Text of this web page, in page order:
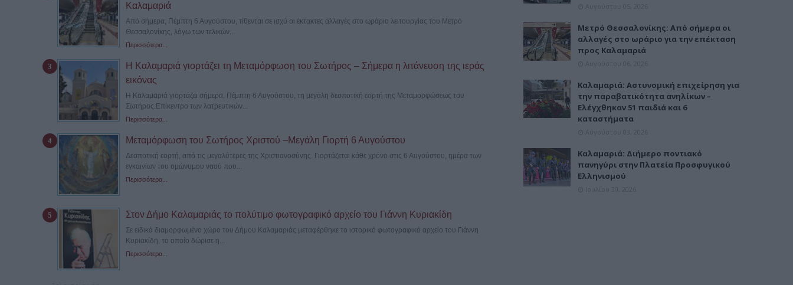
Καλαμαριά
Από σήμερα, Πέμπτη 6 Αυγούστου, τίθενται σε ισχύ οι έκτακτες αλλαγές στο ωράριο λειτουργίας του Μετρό
Θεσσαλονίκης, λόγω των τελικών...
Περισσότερα...
Η Καλαμαριά γιορτάζει τη Μεταμόρφωση του Σωτήρος – Σήμερα η λιτάνευση της ιεράς
εικόνας
Η Καλαμαριά γιορτάζει σήμερα, Πέμπτη 6 Αυγούστου, τη μεγάλη δεσποτική εορτή της Μεταμορφώσεως του
Σωτήρος.Επίκεντρο των λατρευτικών...
Περισσότερα...
Μεταμόρφωση του Σωτήρος Χριστού –Μεγάλη Γιορτή 6 Αυγούστου
Δεσποτική εορτή, από τις μεγαλύτερες της Χριστιανοσύνης. Γιορτάζεται κάθε χρόνο στις 6 Αυγούστου, ημέρα των
εγκαινίων του ομώνυμου ναού που...
Περισσότερα...
Στον Δήμο Καλαμαριάς το πολύτιμο φωτογραφικό αρχείο του Γιάννη Κυριακίδη
Σε ειδικά διαμορφωμένο χώρο του Δήμου Καλαμαριάς μεταφέρθηκε το ιστορικό φωτογραφικό αρχείο του Γιάννη
Κυριακίδη, το οποίο δώρισε η...
Περισσότερα...
Μετρό Θεσσαλονίκης: Από σήμερα οι
αλλαγές στο ωράριο για την επέκταση
προς Καλαμαριά
Καλαμαριά: Αστυνομική επιχείρηση για
την παραβατικότητα ανηλίκων –
Ελέγχθηκαν 51 παιδιά και 6
καταστήματα
Καλαμαριά: Διήμερο ποντιακό
πανηγύρι στην Πλατεία Προσφυγικού
Ελληνισμού